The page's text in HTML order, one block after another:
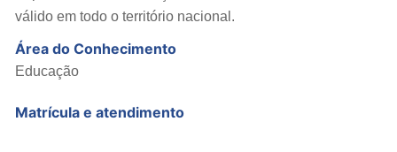
válido em todo o território nacional.
Área do Conhecimento
Educação
Matrícula e atendimento